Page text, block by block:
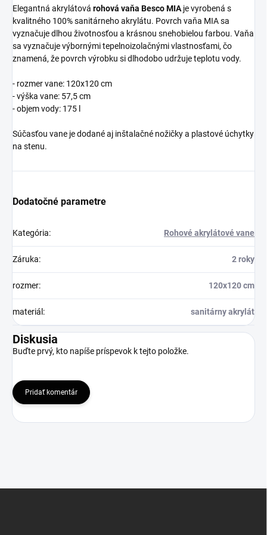
Elegantná akrylátová rohová vaňa Besco MIA je vyrobená s
kvalitného 100% sanitárneho akrylátu. Povrch vaňa MIA sa
vyznačuje dlhou životnosťou a krásnou snehobielou farbou. Vaňa
sa vyznačujevýbornými tepelnoizolačnými vlastnosťami, čo
znamená, že povrch výrobku si dlhodobo udržuje teplotu vody.
- rozmer vane: 120x120 cm
- výška vane: 57,5 cm
- objem vody: 175 l
Súčasťou vane je dodané aj inštalačné nožičky a plastové úchytky
na stenu.
Dodatočné parametre
Kategória: Rohové akrylátové vane
Záruka: 2 roky
rozmer: 120x120 cm
materiál : sanitárny akrylát
Diskusia
Buďte prvý, kto napíše príspevok k tejto položke.
Pridať komentár